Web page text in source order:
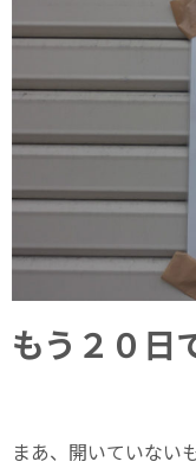
もう２０日
まあ、開いていない